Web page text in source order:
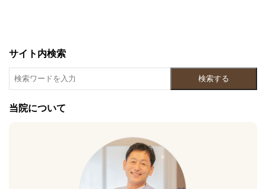
サイト内検索
検索する
当院について